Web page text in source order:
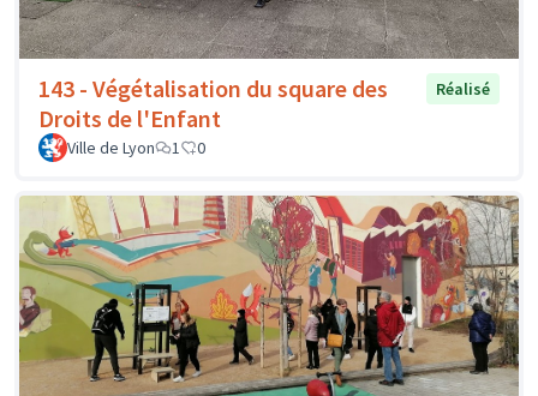
143 - Végétalisation du square des
Droits de l'Enfant
Réalisé
Ville de Lyon 1 0